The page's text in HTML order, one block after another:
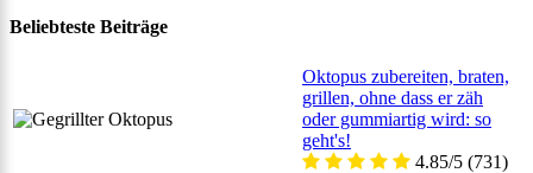
Beliebteste Beiträge
Oktopus zubereiten, braten,
grillen, ohne dass er zäh
oder gummiartig wird: so
geht's!
4.85/5 (731)